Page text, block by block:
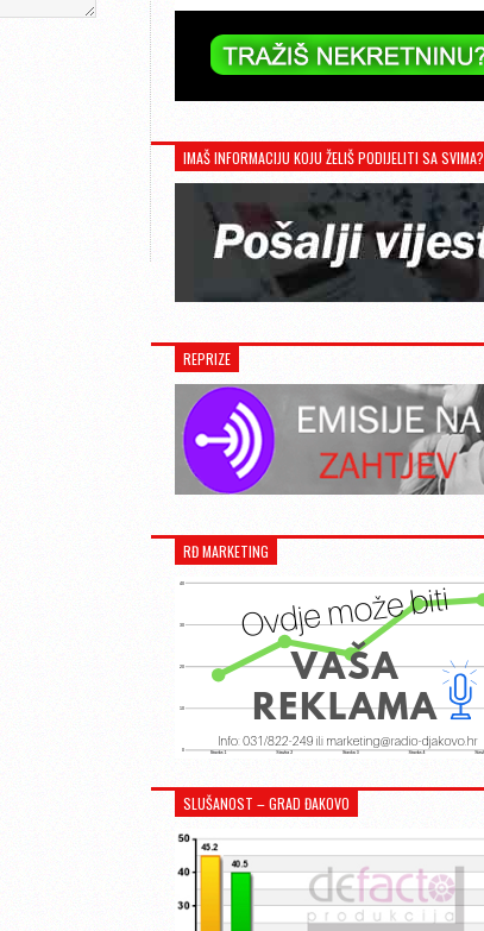
IMAŠ INFORMACIJU KOJU ŽELIŠ PODIJELITI SA SVIMA?
REPRIZE
RĐ MARKETING
SLUŠANOST – GRAD ĐAKOVO